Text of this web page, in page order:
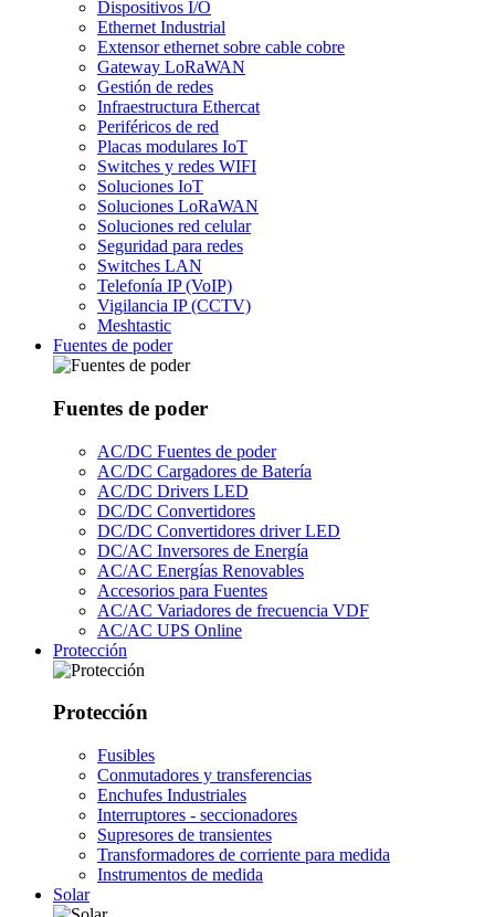
Dispositivos I/O
Ethernet Industrial
Extensor ethernet sobre cable cobre
Gateway LoRaWAN
Gestión de redes
Infraestructura Ethercat
Periféricos de red
Placas modulares IoT
Switches y redes WIFI
Soluciones IoT
Soluciones LoRaWAN
Soluciones red celular
Seguridad para redes
Switches LAN
Telefonía IP (VoIP)
Vigilancia IP (CCTV)
Meshtastic
Fuentes de poder
Fuentes de poder
AC/DC Fuentes de poder
AC/DC Cargadores de Batería
AC/DC Drivers LED
DC/DC Convertidores
DC/DC Convertidores driver LED
DC/AC Inversores de Energía
AC/AC Energías Renovables
Accesorios para Fuentes
AC/AC Variadores de frecuencia VDF
AC/AC UPS Online
Protección
Protección
Fusibles
Conmutadores y transferencias
Enchufes Industriales
Interruptores - seccionadores
Supresores de transientes
Transformadores de corriente para medida
Instrumentos de medida
Solar